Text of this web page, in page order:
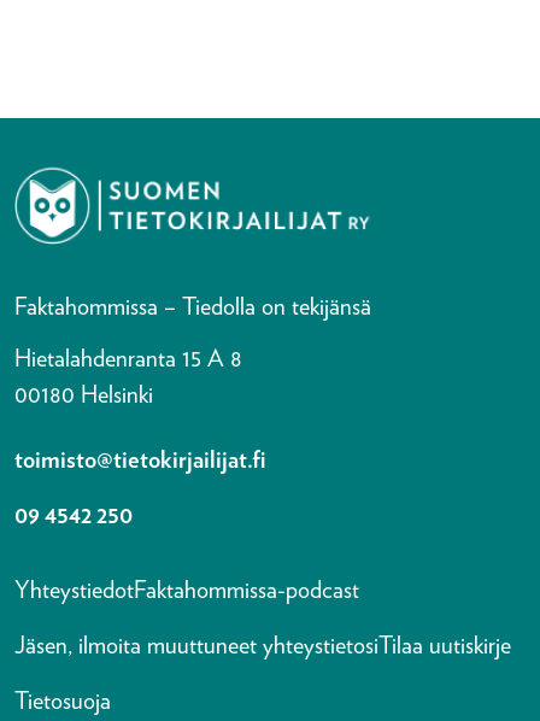
Faktahommissa – Tiedolla on tekijänsä
Hietalahdenranta 15 A 8
00180 Helsinki
toimisto@tietokirjailijat.fi
09 4542 250
YhteystiedotFaktahommissa-podcast
Jäsen, ilmoita muuttuneet yhteystietosi Tilaa uutiskirje
Tietosuoja